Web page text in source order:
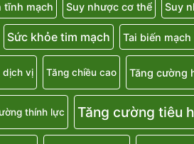
tĩnh mạch Suy nhược cơ thể Suy
Sức khỏe tim mạch Tai biến mạch
dịch vị Tăng chiều cao Tăng cường
thính lực Tăng cường tiêu